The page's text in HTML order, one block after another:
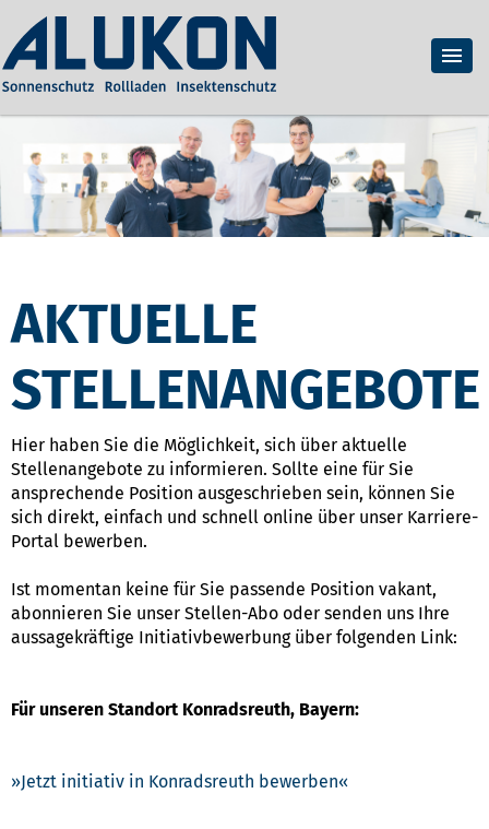
AKTUELLE
STELLENANGEBOTE
Hier haben Sie die Möglichkeit, sich über aktuelle
Stellenangebote zu informieren. Sollte eine für Sie
ansprechende Position ausgeschrieben sein, können Sie
sich direkt, einfach und schnell online über unser Karriere-
Portal bewerben.
Ist momentan keine für Sie passende Position vakant,
abonnieren Sie unser Stellen-Abo oder senden uns Ihre
aussagekräftige Initiativbewerbung über folgenden Link:
Für unseren Standort Konradsreuth, Bayern:
Jetzt initiativ in Konradsreuth bewerben